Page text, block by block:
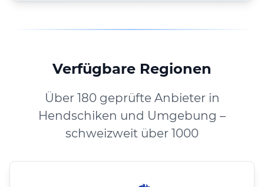
Verfügbare Regionen
Über 180 geprüfte Anbieter in
Hendschiken und Umgebung –
schweizweit über 1000